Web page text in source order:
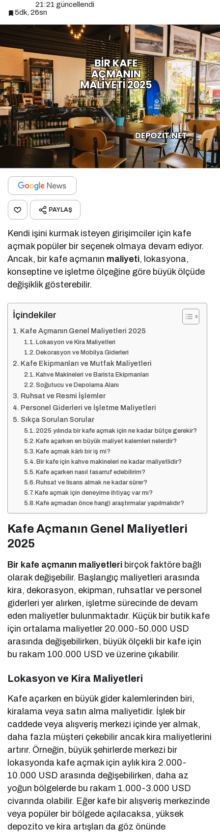
21:21 güncellendi
5dk, 26sn
PAYLAŞ
Kendi işini kurmak isteyen girişimciler için kafe
açmak popüler bir seçenek olmaya devam ediyor.
Ancak, bir kafe açmanın maliyeti, lokasyona,
konseptine ve işletme ölçeğine göre büyük ölçüde
değişiklik gösterebilir.
İçindekiler
Kafe Açmanın Genel Maliyetleri 2025
Lokasyon ve Kira Maliyetleri
Dekorasyon ve Mobilya Giderleri
Kafe Ekipmanları ve Mutfak Maliyetleri
Kahve Makineleri ve Barista Ekipmanları
Soğutucu ve Depolama Alanı
Ruhsat ve Resmi İşlemler
Personel Giderleri ve İşletme Maliyetleri
Sıkça Sorulan Sorular
2025 yılında bir kafe açmak için ne kadar bütçe gerekir?
Kafe açarken en büyük maliyet kalemleri nelerdir?
Kafe açmak kârlı bir iş mi?
Bir kafe için kahve makineleri ne kadar maliyetlidir?
Kafe açarken nasıl tasarruf edebilirim?
Ruhsat ve lisans almak ne kadar sürer?
Kafe açmak için deneyime ihtiyaç var mı?
Kafe açmadan önce hangi araştırmalar yapılmalıdır?
Kafe Açmanın Genel Maliyetleri
2025
Bir kafe açmanın maliyetleri birçok faktöre bağlı
olarak değişebilir. Başlangıç maliyetleri arasında
kira, dekorasyon, ekipman, ruhsatlar ve personel
giderleri yer alırken, işletme sürecinde de devam
eden maliyetler bulunmaktadır. Küçük bir butik kafe
için ortalama maliyetler 20.000-50.000 USD
arasında değişebilirken, büyük ölçekli bir kafe için
bu rakam 100.000 USD ve üzerine çıkabilir.
Lokasyon ve Kira Maliyetleri
Kafe açarken en büyük gider kalemlerinden biri,
kiralama veya satın alma maliyetidir. İşlek bir
caddede veya alışveriş merkezi içinde yer almak,
daha fazla müşteri çekebilir ancak kira maliyetlerini
artırır. Örneğin, büyük şehirlerde merkezi bir
lokasyonda kafe açmak için aylık kira 2.000-
10.000 USD arasında değişebilirken, daha az
yoğun bölgelerde bu rakam 1.000-3.000 USD
civarında olabilir. Eğer kafe bir alışveriş merkezinde
veya popüler bir bölgede açılacaksa, yüksek
depozito ve kira artışları da göz önünde